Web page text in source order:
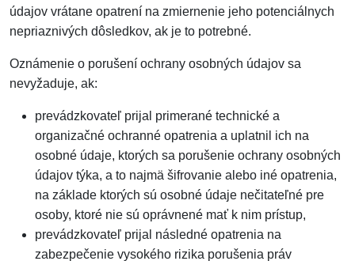
údajov vrátane opatrení na zmiernenie jeho potenciálnych
nepriaznivých dôsledkov, ak je to potrebné.
Oznámenie o porušení ochrany osobných údajov sa
nevyžaduje, ak:
prevádzkovateľ prijal primerané technické a
organizačné ochranné opatrenia a uplatnil ich na
osobné údaje, ktorých sa porušenie ochrany osobných
údajov týka, a to najmä šifrovanie alebo iné opatrenia,
na základe ktorých sú osobné údaje nečitateľné pre
osoby, ktoré nie sú oprávnené mať k nim prístup,
prevádzkovateľ prijal následné opatrenia na
zabezpečenie vysokého rizika porušenia práv